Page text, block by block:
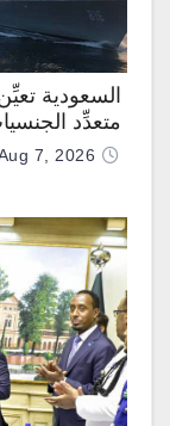
السعودية
متعدِّد
7, 2026